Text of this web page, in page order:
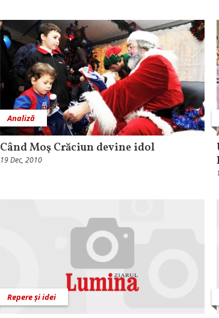
Analiză
Când Moş Crăciun devine idol
19 Dec, 2010
Repere și idei